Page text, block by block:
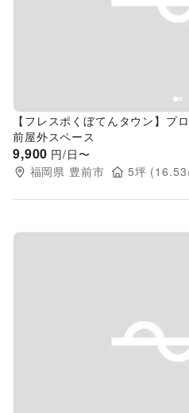
Previous slide
【フレスポくぼてんタウン】プ
前屋外スペース
9,900 円/日〜
福岡県 豊前市 5坪 (16.53
Previous slide